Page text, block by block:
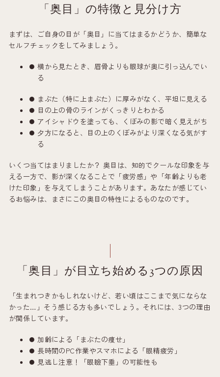
「奥目」の特徴と見分け方
まずは、ご自身の目が「奥目」に当てはまるかどうか、簡単な
セルフチェックをしてみましょう。
横から見たとき、眉骨よりも眼球が奥に引っ込んでい
る
まぶた（特に上まぶた）に厚みがなく、平坦に見える
目の上の骨のラインがくっきりとわかる
アイシャドウを塗っても、くぼみの影で暗く見えがち
夕方になると、目の上のくぼみがより深くなる気がす
る
いくつ当てはまりましたか？ 奥目は、知的でクールな印象を与
える一方で、影が深くなることで「疲労感」や「年齢よりも老
けた印象」を与えてしまうことがあります。あなたが感じてい
るお悩みは、まさにこの奥目の特性によるものなのです。
「奥目」が目立ち始める3つの原因
「生まれつきかもしれないけど、若い頃はここまで気にならな
かった…」そう感じる方も多いでしょう。それには、3つの理由
が関係しています。
加齢による「まぶたの痩せ」
長時間のPC作業やスマホによる「眼精疲労」
見逃し注意！「眼瞼下垂」の可能性も